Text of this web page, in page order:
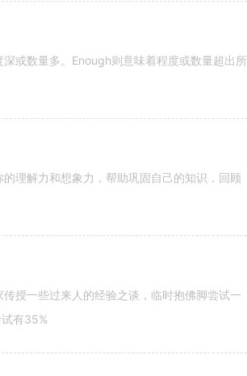
或数量多。Enough则意味着程度或数量超出所
理解力和想象力，帮助巩固自己的知识，回顾
授一些过来人的经验之谈，临时抱佛脚尝试一
有35%